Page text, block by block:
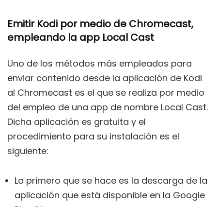
Emitir Kodi por medio de Chromecast,
empleando la app Local Cast
Uno de los métodos más empleados para
enviar contenido desde la aplicación de Kodi
al Chromecast es el que se realiza por medio
del empleo de una app de nombre Local Cast.
Dicha aplicación es gratuita y el
procedimiento para su instalación es el
siguiente:
Lo primero que se hace es la descarga de la
aplicación que está disponible en la Google